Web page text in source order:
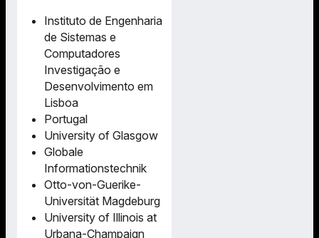
Instituto de Engenharia
de Sistemas e
Computadores
Investigação e
Desenvolvimento em
Lisboa
Portugal
University of Glasgow
Globale
Informationstechnik
Otto-von-Guerike-
Universität Magdeburg
University of Illinois at
Urbana-Champaign